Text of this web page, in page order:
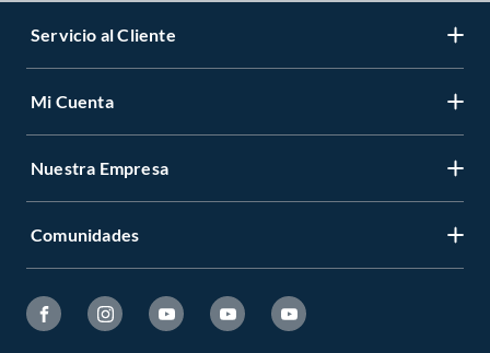
Servicio al Cliente
Mi Cuenta
Nuestra Empresa
Comunidades